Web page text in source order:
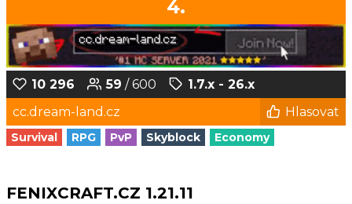
4.
10 296 59 / 600
1.7.x - 26.x
cc.dream-land.cz
Hlasovat
Survival RPG PvP Skyblock Economy
FENIXCRAFT.CZ 1.21.11